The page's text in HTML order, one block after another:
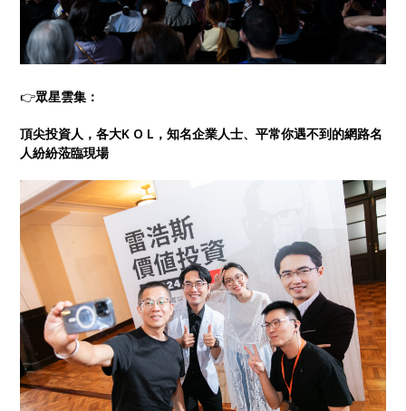
👉眾星雲集：
頂尖投資人，各大K O L，知名企業人士、平常你遇不到的網路名
人紛紛蒞臨現場